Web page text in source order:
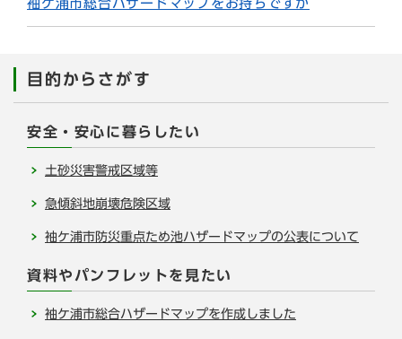
袖ケ浦市総合ハザードマップをお持ちですか
目的からさがす
安全・安心に暮らしたい
土砂災害警戒区域等
急傾斜地崩壊危険区域
袖ケ浦市防災重点ため池ハザードマップの公表について
資料やパンフレットを見たい
袖ケ浦市総合ハザードマップを作成しました